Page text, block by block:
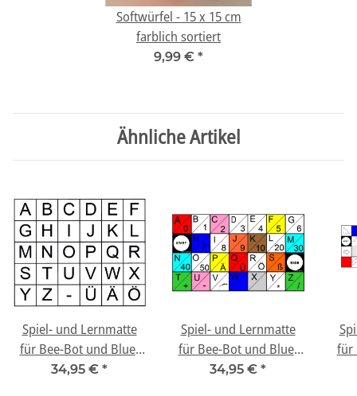
Softwürfel - 15 x 15 cm
farblich sortiert
9,99 € *
Ähnliche Artikel
Spiel- und Lernmatte
für Bee-Bot und Blue-
Bot - "Buchstaben"
34,95 € *
Spiel- und Lernmatte
für Bee-Bot und Blue-
34,95 € *
für